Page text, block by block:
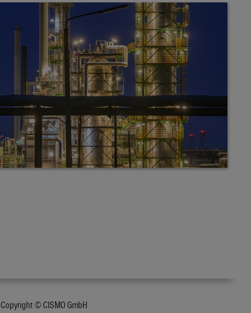
Copyright © CISMO GmbH